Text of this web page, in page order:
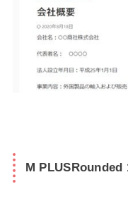
M PLUSRounded